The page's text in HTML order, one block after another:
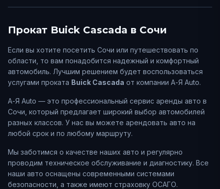
Прокат Buick Cascada в Сочи
Если вы хотите посетить Сочи или путешествовать по
области, то вам понадобится надежный и комфортный
автомобиль. Лучшим решением будет воспользоваться
услугами проката Buick Cascada от компании А-Я Auto.
А-Я Auto — это профессиональный сервис аренды авто в
Сочи , который предлагает широкий выбор автомобилей
разных классов. У нас вы можете арендовать авто на
любой срок и по любому маршруту.
Мы заботимся о качестве наших авто и регулярно
проводим техническое обслуживание и диагностику. Все
наши авто оснащены современными системами
безопасности, а также имеют страховку ОСАГО.